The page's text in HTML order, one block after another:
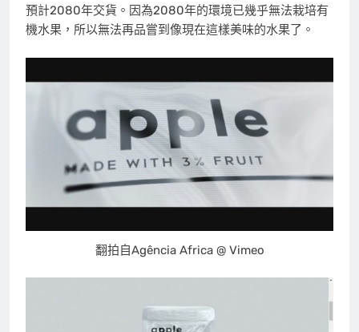
預計2080年交貨。因為2080年的環境已幾乎無法栽培有
機水果，所以無法再品嘗到像現在這樣美味的水果了。
翻拍自Agência Africa @ Vimeo